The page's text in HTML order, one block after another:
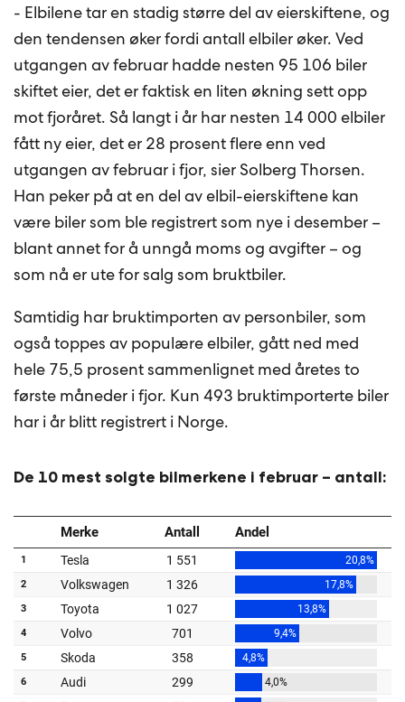
- Elbilene tar en stadig større del av eierskiftene, og
den tendensen øker fordi antall elbiler øker. Ved
utgangen av februar hadde nesten 95 106 biler
skiftet eier, det er faktisk en liten økning sett opp
mot fjoråret. Så langt i år har nesten 14 000 elbiler
fått ny eier, det er 28 prosent flere enn ved
utgangen av februar i fjor, sier Solberg Thorsen.
Han peker på at en del av elbil-eierskiftene kan
være biler som ble registrert som nye i desember –
blant annet for å unngå moms og avgifter – og
som nå er ute for salg som bruktbiler.
Samtidig har bruktimporten av personbiler, som
også toppes av populære elbiler, gått ned med
hele 75,5 prosent sammenlignet med åretes to
første måneder i fjor. Kun 493 bruktimporterte biler
har i år blitt registrert i Norge.
De 10 mest solgte bilmerkene i februar – antall: